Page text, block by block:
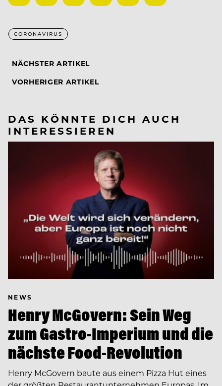
CORONAVIRUS
NÄCHSTER ARTIKEL
VORHERIGER ARTIKEL
DAS KÖNNTE DICH AUCH
INTERESSIEREN
NEWS
Henry McGovern: Sein Weg
zum Gastro-Imperium und die
nächste Food-Revolution
Henry McGovern baute aus einem Pizza Hut eines